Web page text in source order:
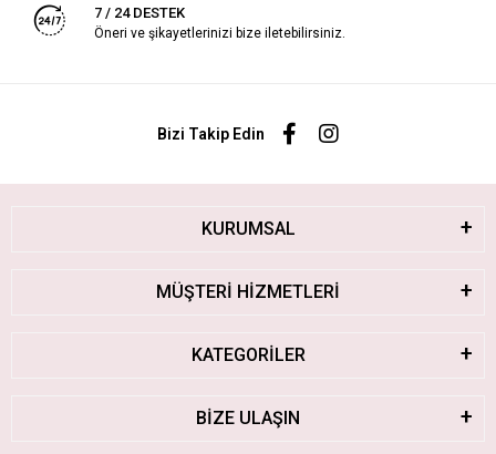
7 / 24 DESTEK
Öneri ve şikayetlerinizi bize iletebilirsiniz.
Bizi Takip Edin
KURUMSAL
MÜŞTERİ HİZMETLERİ
KATEGORİLER
BİZE ULAŞIN